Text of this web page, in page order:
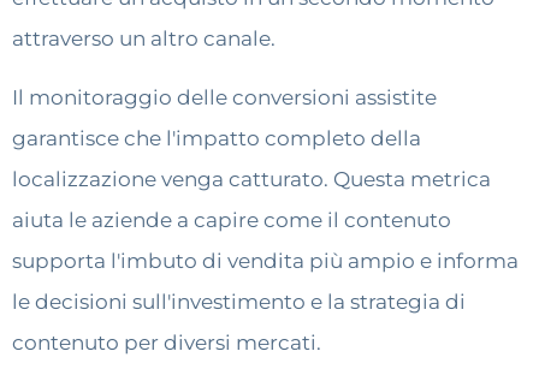
attraverso un altro canale.
Il monitoraggio delle conversioni assistite
garantisce che l'impatto completo della
localizzazione venga catturato. Questa metrica
aiuta le aziende a capire come il contenuto
supporta l'imbuto di vendita più ampio e informa
le decisioni sull'investimento e la strategia di
contenuto per diversi mercati.